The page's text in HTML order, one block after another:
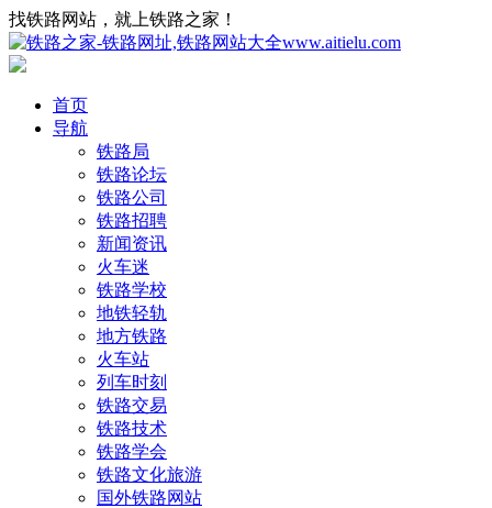
找铁路网站，就上铁路之家！
首页
导航
铁路局
铁路论坛
铁路公司
铁路招聘
新闻资讯
火车迷
铁路学校
地铁轻轨
地方铁路
火车站
列车时刻
铁路交易
铁路技术
铁路学会
铁路文化旅游
国外铁路网站